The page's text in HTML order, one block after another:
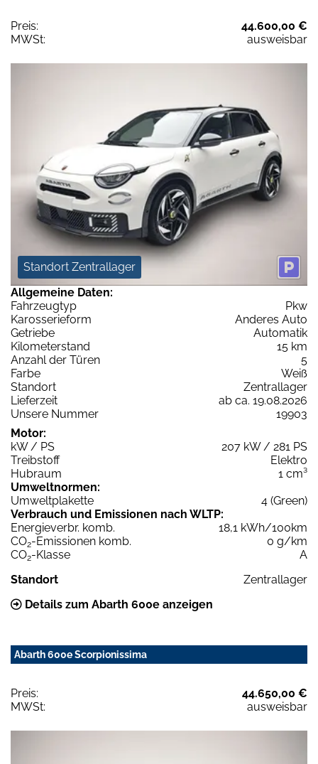
Preis:
44.600,00 €
MWSt:
ausweisbar
Standort Zentrallager
Allgemeine Daten:
Fahrzeugtyp
Pkw
Karosserieform
Anderes Auto
Getriebe
Automatik
Kilometerstand
15 km
Anzahl der Türen
5
Farbe
Weiß
Standort
Zentrallager
Lieferzeit
ab ca. 19.08.2026
Unsere Nummer
19903
Motor:
kW / PS
207 kW / 281 PS
Treibstoff
Elektro
Hubraum
1 cm³
Umweltnormen:
Umweltplakette
4 (Green)
Verbrauch und Emissionen nach WLTP:
Energieverbr. komb.
18,1 kWh/100km
CO2-Emissionen komb.
0 g/km
CO2-Klasse
A
Standort
Zentrallager
Details zum Abarth 600e anzeigen
Abarth 600e Scorpionissima
Preis:
44.650,00 €
MWSt:
ausweisbar